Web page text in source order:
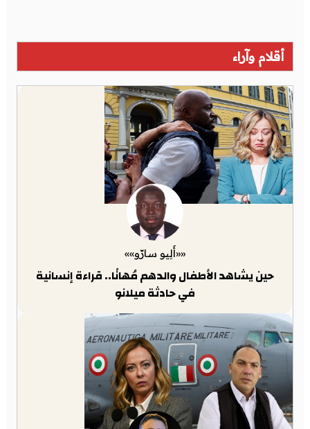
أقلام وآراء
««أَلِيو سارّو»»
حين يشاهد الأطفال والدهم مُهانًا.. قراءة إنسانية
في حادثة ميلانو